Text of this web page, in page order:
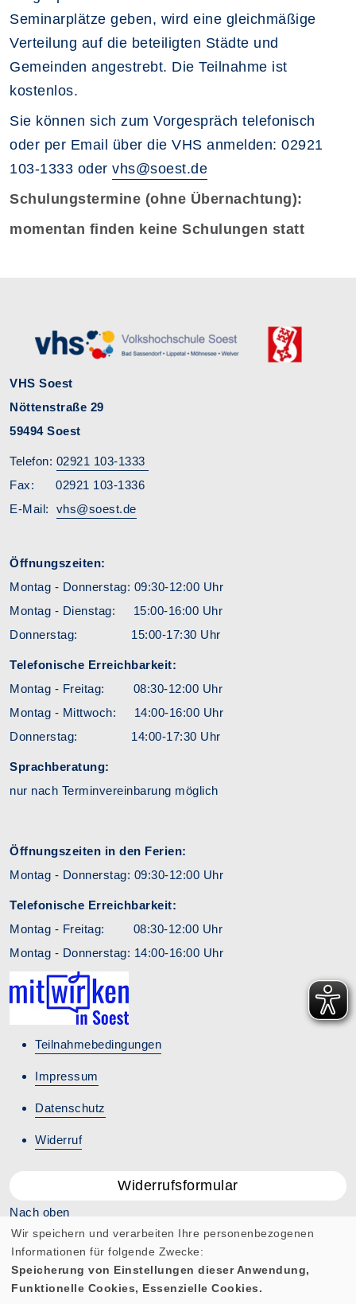
Seminarplätze geben, wird eine gleichmäßige
Verteilung auf die beteiligten Städte und
Gemeinden angestrebt. Die Teilnahme ist
kostenlos.
Sie können sich zum Vorgespräch telefonisch
oder per Email über die VHS anmelden: 02921
103-1333 oder vhs@soest.de
Schulungstermine (ohne Übernachtung):
momentan finden keine Schulungen statt
VHS Soest
Nöttenstraße 29
59494 Soest
Telefon: 02921 103-1333
Fax: 02921 103-1336
E-Mail: vhs@soest.de
Öffnungszeiten:
Montag - Donnerstag: 09:30-12:00 Uhr
Montag - Dienstag: 15:00-16:00 Uhr
Donnerstag: 15:00-17:30 Uhr
Telefonische Erreichbarkeit:
Montag - Freitag: 08:30-12:00 Uhr
Montag - Mittwoch: 14:00-16:00 Uhr
Donnerstag: 14:00-17:30 Uhr
Sprachberatung:
nur nach Terminvereinbarung möglich
Öffnungszeiten in den Ferien:
Montag - Donnerstag: 09:30-12:00 Uhr
Telefonische Erreichbarkeit:
Montag - Freitag: 08:30-12:00 Uhr
Montag - Donnerstag: 14:00-16:00 Uhr
Teilnahmebedingungen
Impressum
Datenschutz
Widerruf
Widerrufsformular
Nach oben
Cookie Einstellungen
Wir speichern und verarbeiten Ihre personenbezogenen
Informationen für folgende Zwecke:
Speicherung von Einstellungen dieser Anwendung,
Funktionelle Cookies, Essenzielle Cookies.